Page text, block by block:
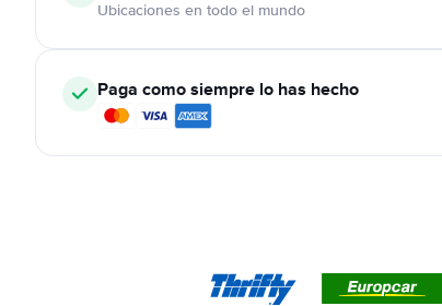
Ubicaciones en todo el mundo
Paga como siempre lo has hecho